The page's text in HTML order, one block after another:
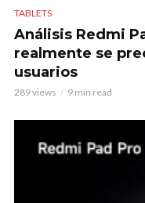
TABLETS
Análisis Redmi
realmente se
usuarios
289 views 9 min read